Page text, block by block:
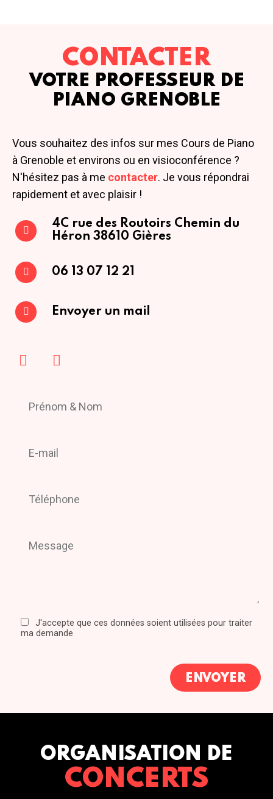
CONTACTER
VOTRE PROFESSEUR DE
PIANO GRENOBLE
Vous souhaitez des infos sur mes Cours de Piano
à Grenoble et environs ou en visioconférence ?
N'hésitez pas à me contacter. Je vous répondrai
rapidement et avec plaisir !
4C rue des Routoirs Chemin du
Héron 38610 Gières
06 13 07 12 21
Envoyer un mail
J'accepte que ces données soient utilisées pour traiter
ma demande
ORGANISATION DE
CONCERTS